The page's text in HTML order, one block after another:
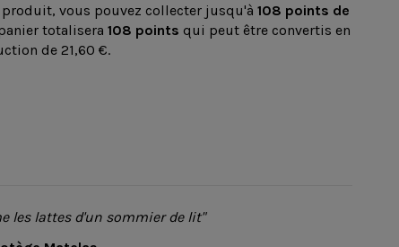
produit, vous pouvez collecter jusqu'à 108 points de
totalisera 108 points qui peut être convertis en
de 21,60 €.
les lattes d'un sommier de lit"